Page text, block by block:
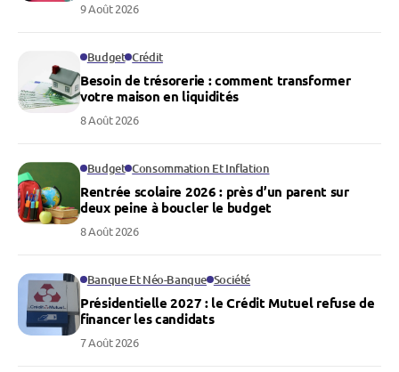
9 Août 2026
Budget Crédit
Besoin de trésorerie : comment transformer
votre maison en liquidités
8 Août 2026
Budget Consommation Et Inflation
Rentrée scolaire 2026 : près d’un parent sur
deux peine à boucler le budget
8 Août 2026
Banque Et Néo-Banque Société
Présidentielle 2027 : le Crédit Mutuel refuse de
financer les candidats
7 Août 2026